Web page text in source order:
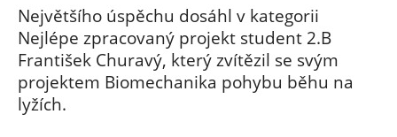
Největšího úspěchu dosáhl v kategorii
Nejlépe zpracovaný projekt student 2.B
František Churavý, který zvítězil se svým
projektem Biomechanika pohybu běhu na
lyžích.